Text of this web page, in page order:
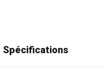
Spécifications